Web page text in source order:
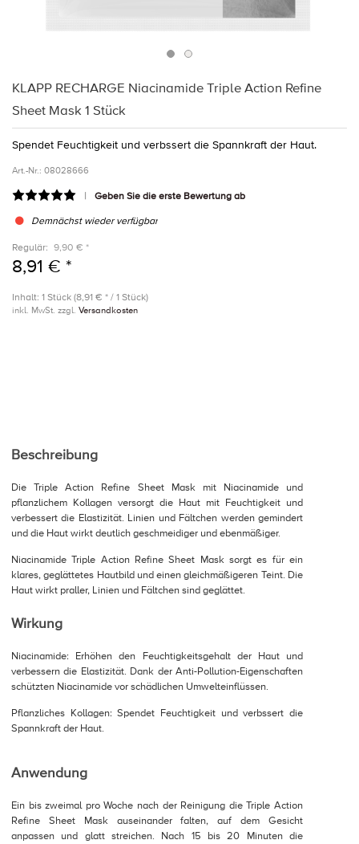
KLAPP RECHARGE Niacinamide Triple Action Refine
Sheet Mask 1 Stück
Spendet Feuchtigkeit und verbssert die Spannkraft der Haut.
Art.-Nr.: 08028666
Geben Sie die erste Bewertung ab
Demnächst wieder verfügbar
Regulär: 9,90 € *
8,91 € *
Inhalt: 1 Stück (8,91 € * / 1 Stück)
inkl. MwSt. zzgl. Versandkosten
Beschreibung
Die Triple Action Refine Sheet Mask mit Niacinamide und
pflanzlichem Kollagen versorgt die Haut mit Feuchtigkeit und
verbessert die Elastizität. Linien und Fältchen werden gemindert
und die Haut wirkt deutlich geschmeidiger und ebenmäßiger.
Niacinamide Triple Action Refine Sheet Mask sorgt es für ein
klares, geglättetes Hautbild und einen gleichmäßigeren Teint. Die
Haut wirkt praller, Linien und Fältchen sind geglättet.
Wirkung
Niacinamide: Erhöhen den Feuchtigkeitsgehalt der Haut und
verbessern die Elastizität. Dank der Anti-Pollution-Eigenschaften
schützten Niacinamide vor schädlichen Umwelteinflüssen.
Pflanzliches Kollagen: Spendet Feuchtigkeit und verbssert die
Spannkraft der Haut.
Anwendung
Ein bis zweimal pro Woche nach der Reinigung die Triple Action
Refine Sheet Mask auseinander falten, auf dem Gesicht
anpassen und glatt streichen. Nach 15 bis 20 Minuten die